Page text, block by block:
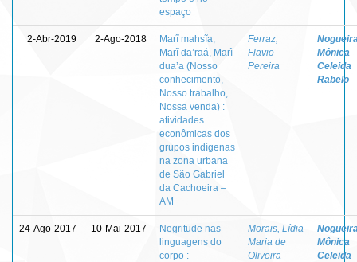
espaço
2-Abr-2019 2-Ago-2018
Marĩ mahsĩa,
Marĩ da’raá, Marĩ
dua’a (Nosso
conhecimento,
Nosso trabalho,
Nossa venda) :
atividades
econômicas dos
grupos indígenas
na zona urbana
de São Gabriel
da Cachoeira –
AM
Ferraz,
Flavio
Pereira
Mônica
Celeida
Rabelo
24-Ago-2017 10-Mai-2017
Negritude nas
linguagens do
corpo :
Morais, Lídia
Maria de
Oliveira
Mônica
Celeida